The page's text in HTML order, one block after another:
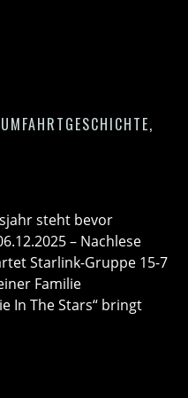
,
steht bevor
– Nachlese
Starlink-Gruppe 15-7
Familie
In The Stars“ bringt